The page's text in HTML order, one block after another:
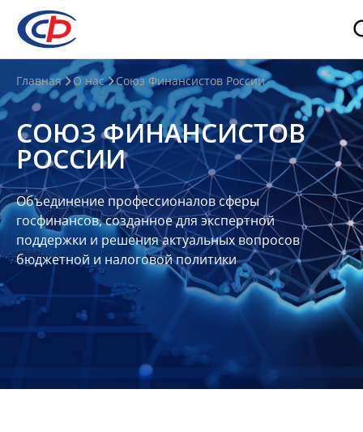
О
нас
О
СФР
Совет
Союза
Участники
Планы
отчеты
Контакты
Главная О нас Союз Финансистов России
СОЮЗ ФИНАНСИСТОВ
РОССИИ
Объединение профессионалов сферы
госфинансов, созданное для экспертной
поддержки и решения актуальных вопросов
бюджетной и налоговой политики